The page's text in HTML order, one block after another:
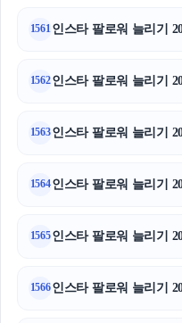
1561인스타 팔로워 늘리기
1562인스타 팔로워 늘리기
1563인스타 팔로워 늘리기
1564인스타 팔로워 늘리기
1565인스타 팔로워 늘리기
1566인스타 팔로워 늘리기